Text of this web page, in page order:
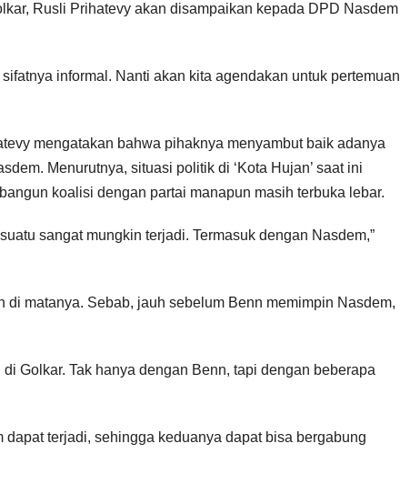
Rusli Prihatevy akan disampaikan kepada DPD Nasdem
informal. Nanti akan kita agendakan untuk pertemuan
mengatakan bahwa pihaknya menyambut baik adanya
Menurutnya, situasi politik di ‘Kota Hujan’ saat ini
koalisi dengan partai manapun masih terbuka lebar.
sangat mungkin terjadi. Termasuk dengan Nasdem,”
matanya. Sebab, jauh sebelum Benn memimpin Nasdem,
Golkar. Tak hanya dengan Benn, tapi dengan beberapa
terjadi, sehingga keduanya dapat bisa bergabung